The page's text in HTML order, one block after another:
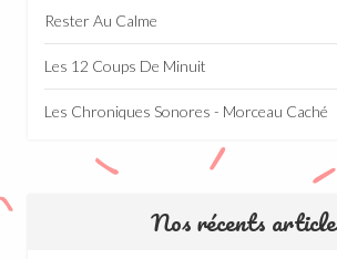
Rester Au Calme
Les 12 Coups De Minuit
Les Chroniques Sonores - Morceau Caché
Nos récents